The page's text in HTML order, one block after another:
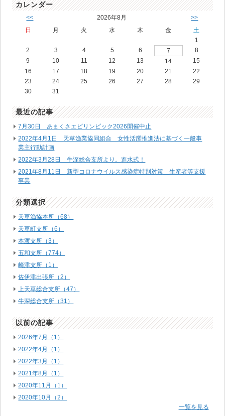
カレンダー
<< 2026年8月 >>
日 月 火 水 木 金
土
1
2
3 4 5 6 7
8
9
10 11 12 13 14
15
16
17 18 19 20 21
22
23
24 25 26 27 28
29
30
31
最近の記事
7月30日 あまくさエビリンピック2026開催中止
2022年4月1日 天草漁業協同組合 女性活躍推進法に基づく一般事
業主行動計画
2022年3月28日 牛深総合支所より。進水式！
2021年8月11日 新型コロナウイルス感染症特別対策 生産者等支援
事業
分類選択
天草漁協本所（68）
天草町支所（6）
本渡支所（3）
五和支所（774）
崎津支所（1）
佐伊津出張所（2）
上天草総合支所（47）
牛深総合支所（31）
以前の記事
2026年7月（1）
2022年4月（1）
2022年3月（1）
2021年8月（1）
2020年11月（1）
2020年10月（2）
一覧を見る